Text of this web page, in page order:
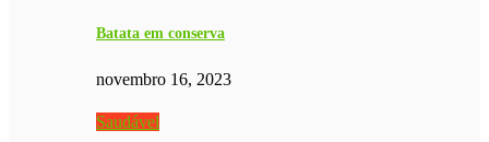
Batata em conserva
novembro 16, 2023
Saudável